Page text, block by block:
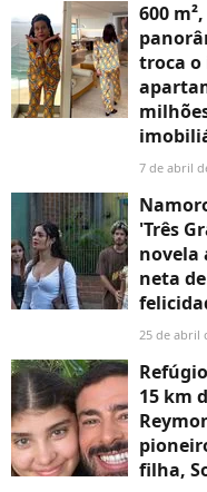
600
troca o
7 de abril
'Três
novela
neta
25 de abril
15 km
filha,